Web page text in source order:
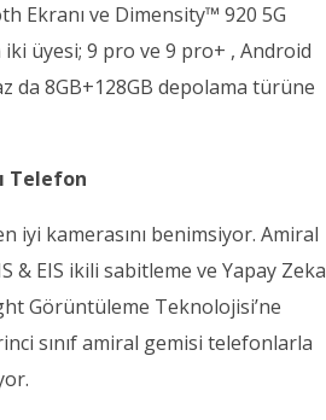
Ekranı ve Dimensity™ 920 5G
üyesi; 9 pro ve 9 pro+ , Android
da 8GB+128GB depolama türüne
Telefon
iyi kamerasını benimsiyor. Amiral
& EIS ikili sabitleme ve Yapay Zeka
Görüntüleme Teknolojisi’ne
sınıf amiral gemisi telefonlarla